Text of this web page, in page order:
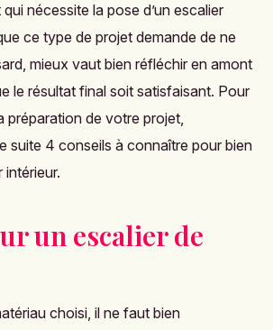
qui nécessite la pose d’un escalier
ce type de projet demande de ne
mieux vaut bien réfléchir en amont
le résultat final soit satisfaisant. Pour
préparation de votre projet,
suite 4 conseils à connaître pour bien
intérieur.
un escalier de
choisi, il ne faut bien